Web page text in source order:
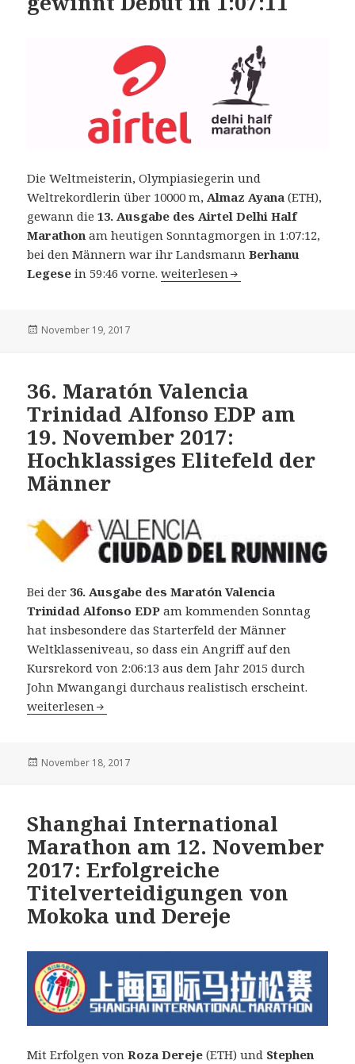
Die Weltmeisterin, Olympiasiegerin und
Weltrekordlerin über 10000 m, Almaz Ayana (ETH),
gewann die13. Ausgabe des Airtel Delhi Half
Marathon am heutigen Sonntagmorgen in 1:07:12,
bei den Männern war ihr LandsmannBerhanu
Legese in 59:46 vorne.13. Airtel New Delhi
weiterlesen
Veröffentlicht
November 19, 2017
36. Maratón Valencia
Trinidad Alfonso EDP am
19. November 2017:
Hochklassiges Elitefeld der
Männer
Bei der 36. Ausgabe des Maratón Valencia
Trinidad Alfonso EDP am kommenden Sonntag
hat insbesondere das Starterfeld der Männer
Weltklasseniveau, so dass ein Angriff auf den
Kursrekord von 2:06:13 aus dem Jahr 2015 durch
John Mwangangi durchaus realistisch erscheint.
36. Maratón Valencia Trinidad Alfonso EDP am 19.
weiterlesen
Veröffentlicht
November 18, 2017
Shanghai International
Marathon am 12. November
2017: Erfolgreiche
Titelverteidigungen von
Mokoka und Dereje
Mit Erfolgen vonRoza Dereje (ETH) und Stephen